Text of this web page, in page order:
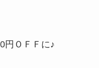
円ＯＦＦに♪